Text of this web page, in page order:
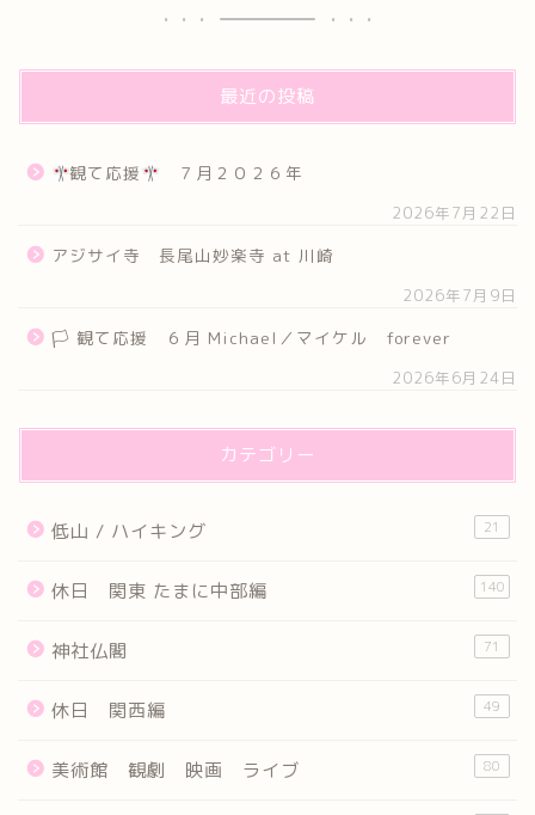
最近の投稿
観て応援 ７月２０２６年
2026年7月22日
アジサイ寺 長尾山妙楽寺 at 川崎
2026年7月9日
🏳 観て応援 ６月 Michael／マイケル forever
2026年6月24日
カテゴリー
低山 / ハイキング 21
休日 関東 たまに中部編 140
神社仏閣 71
休日 関西編 49
美術館 観劇 映画 ライブ 80